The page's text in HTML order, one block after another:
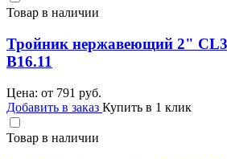
Товар в наличии
Тройник нержавеющий 2"
B16.11
Цена: от 791 руб.
Добавить в заказ Купить в 1 клик
Товар в наличии